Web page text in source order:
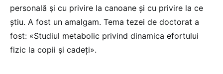
personală și cu privire la canoane și cu privire la ce
știu. A fost un amalgam. Tema tezei de doctorat a
fost: «Studiul metabolic privind dinamica efortului
fizic la copii și cadeți».